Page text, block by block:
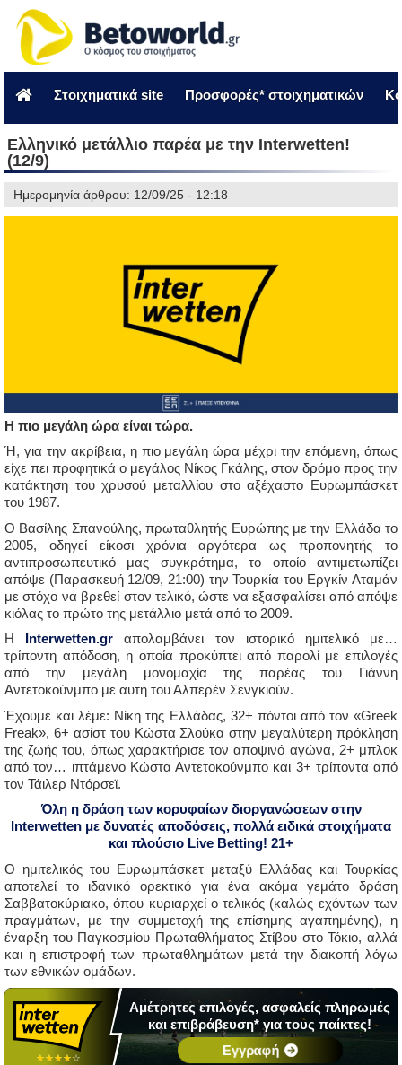
Στοιχηματικά site Προσφορές* στοιχηματικών
Ελληνικό μετάλλιο παρέα με την Interwetten!
(12/9)
Ημερομηνία άρθρου: 12/09/25 - 12:18
Η πιο μεγάλη ώρα είναι τώρα.
Ή, για την ακρίβεια, η πιο μεγάλη ώρα μέχρι την επόμενη, όπως
είχε πει προφητικά ο μεγάλος Νίκος Γκάλης, στον δρόμο προς την
κατάκτηση του χρυσού μεταλλίου στο αξέχαστο Ευρωμπάσκετ
του 1987.
Ο Βασίλης Σπανούλης, πρωταθλητής Ευρώπης με την Ελλάδα το
2005, οδηγεί είκοσι χρόνια αργότερα ως προπονητής το
αντιπροσωπευτικό μας συγκρότημα, το οποίο αντιμετωπίζει
απόψε (Παρασκευή 12/09, 21:00) την Τουρκία του Εργκίν Αταμάν
με στόχο να βρεθεί στον τελικό, ώστε να εξασφαλίσει από απόψε
κιόλας το πρώτο της μετάλλιο μετά από το 2009.
Η Interwetten.gr απολαμβάνει τον ιστορικό ημιτελικό με…
τρίποντη απόδοση, η οποία προκύπτει από παρολί με επιλογές
από την μεγάλη μονομαχία της παρέας του Γιάννη
Αντετοκούνμπο με αυτή του Αλπερέν Σενγκιούν.
Έχουμε και λέμε: Νίκη της Ελλάδας, 32+ πόντοι από τον «Greek
Freak», 6+ ασίστ του Κώστα Σλούκα στην μεγαλύτερη πρόκληση
της ζωής του, όπως χαρακτήρισε τον αποψινό αγώνα, 2+ μπλοκ
από τον… ιπτάμενο Κώστα Αντετοκούνμπο και 3+ τρίποντα από
τον Τάιλερ Ντόρσεϊ.
Όλη η δράση των κορυφαίων διοργανώσεων στην
Interwetten με δυνατές αποδόσεις, πολλά ειδικά στοιχήματα
και πλούσιο Live Betting! 21+
Ο ημιτελικός του Ευρωμπάσκετ μεταξύ Ελλάδας και Τουρκίας
αποτελεί το ιδανικό ορεκτικό για ένα ακόμα γεμάτο δράση
Σαββατοκύριακο, όπου κυριαρχεί ο τελικός (καλώς εχόντων των
πραγμάτων, με την συμμετοχή της επίσημης αγαπημένης), η
έναρξη του Παγκοσμίου Πρωταθλήματος Στίβου στο Τόκιο, αλλά
και η επιστροφή των πρωταθλημάτων μετά την διακοπή λόγω
των εθνικών ομάδων.
☆☆☆☆☆
★★★★★
Αμέτρητες επιλογές, ασφαλείς πληρωμές
και επιβράβευση* για τους παίκτες!
Εγγραφή